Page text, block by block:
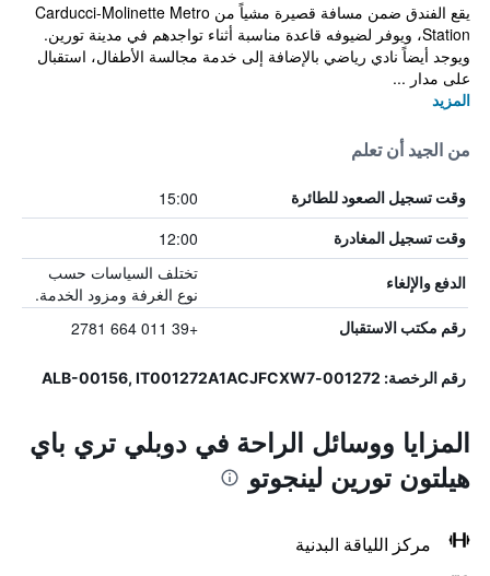
يقع الفندق ضمن مسافة قصيرة مشياً من Carducci-Molinette Metro
Station، ويوفر لضيوفه قاعدة مناسبة أثناء تواجدهم في مدينة تورين.
ويوجد أيضاً نادي رياضي بالإضافة إلى خدمة مجالسة الأطفال، استقبال
على مدار ...
المزيد
من الجيد أن تعلم
وقت تسجيل الصعود للطائرة 15:00
وقت تسجيل المغادرة 12:00
الدفع والإلغاء
تختلف السياسات حسب
نوع الغرفة ومزود الخدمة.
رقم مكتب الاستقبال +39 011 664 2781
رقم الرخصة: 001272-ALB-00156, IT001272A1ACJFCXW7
المزايا ووسائل الراحة في دوبلي تري باي
هيلتون تورين لينجوتو
مركز اللياقة البدنية